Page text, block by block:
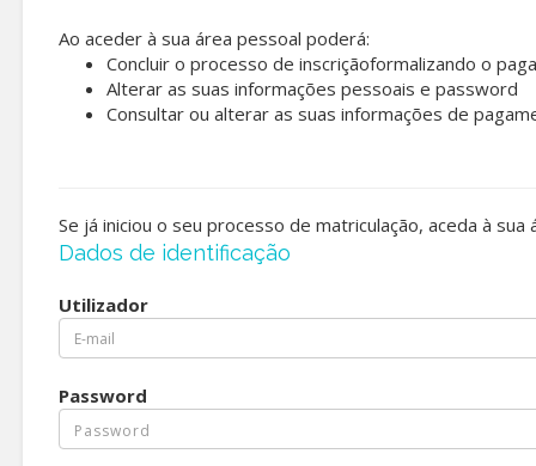
Ao aceder à sua área pessoal poderá:
Concluir o processo de inscriçãoformalizando o
Alterar as suas informações pessoais e password
Consultar ou alterar as suas informações de
Se já iniciou o seu processo de matriculação, aceda à
Dados de identificação
Utilizador
Password